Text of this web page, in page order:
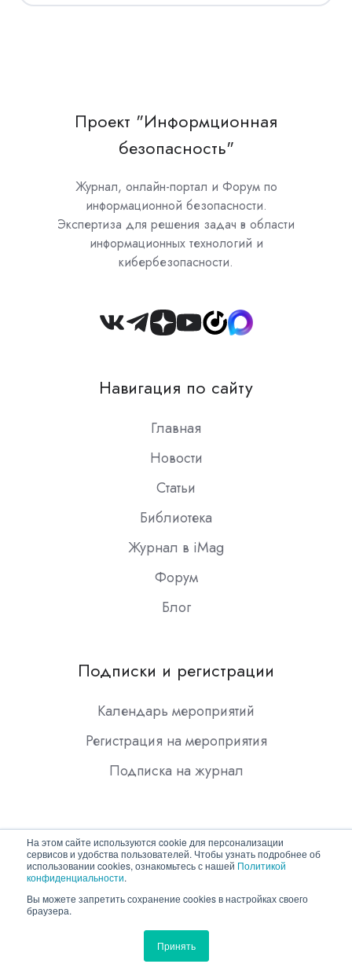
На этом сайте используются cookie для персонализации
сервисов и удобства пользователей. Чтобы узнать подробнее об
использовании cookies, ознакомьтесь с нашей Политикой
конфиденциальности.
Вы можете запретить сохранение cookies в настройках своего
браузера.
Принять
Проект "Информционная
безопасность"
Журнал, онлайн-портал и Форум по
информационной безопасности.
Экспертиза для решения задач в области
информационных технологий и
кибербезопасности.
Join
Slack
Навигация по сайту
Главная
Новости
Статьи
Библиотека
Журнал в iMag
Форум
Блог
Подписки и регистрации
Календарь мероприятий
Регистрация на мероприятия
Подписка на журнал
Copyright © 2026 ООО "Гротек"
Политика конфиденциальности